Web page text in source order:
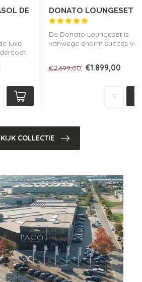
DE
luxe
DONATO LOUNGESET
De Donato Loungeset is
vanwege enorm succes
€2.699,00 €1.899,00
COLLECTIE